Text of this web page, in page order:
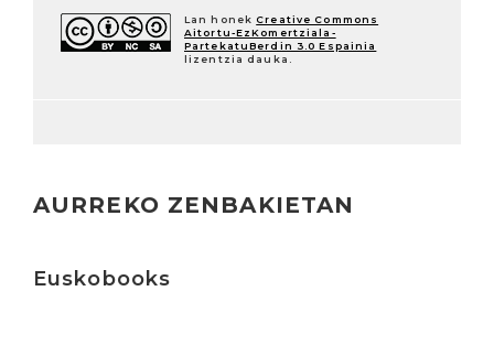
Lan honek Creative Commons
Aitortu-EzKomertziala-
PartekatuBerdin 3.0 Espainia
lizentzia dauka.
AURREKO ZENBAKIETAN
Euskobooks